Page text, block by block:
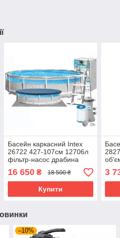
Басейн каркасний Intex
26722 427-107см 12706л
фільтр-насос драбина
підстилка тент
16 650₴ 18 500 ₴
Купити
3
–10%